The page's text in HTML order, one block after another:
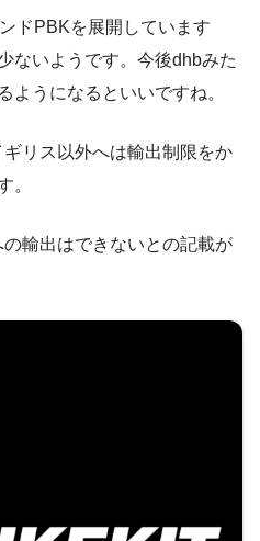
ドPBKを展開しています
ないようです。今後dhbみた
ようになるといいですね。
リス以外へは輸出制限をか
。
輸出はできないとの記載が